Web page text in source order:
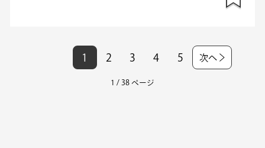
1 2 3 4 5 次へ
1 / 38 ページ